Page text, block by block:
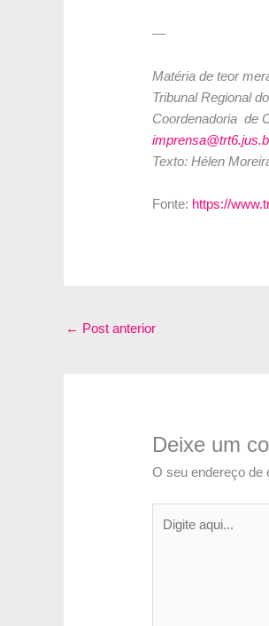
—
Matéria de teor
Tribunal Regional
Coordenadoria de
Texto: Hélen
Fonte: https://
← Post anterior
Deixe um
O seu endereço de
aqui...